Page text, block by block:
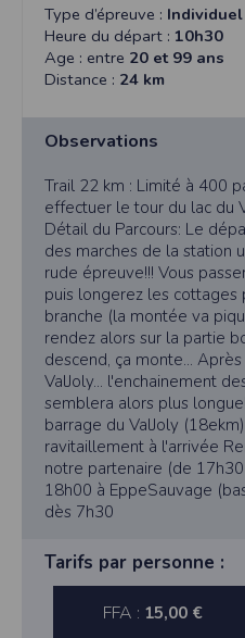
Type d’épreuve : Individuel
Heure du départ : 10h30
Age : entre 20 et 99 ans
Distance : 24 km
Observations
Trail 22 km : Limité à 400
effectuer le tour du lac du
Détail du Parcours: Le
des marches de la station
rude épreuve!!! Vous
puis longerez les cottages
branche (la montée va
rendez alors sur la partie
descend, ça monte...
ValJoly... l'enchainement
semblera alors plus
barrage du ValJoly
ravitaillement à l'arrivée
notre partenaire (de
18h00 à EppeSauvage
dès 7h30
Tarifs par personne :
FFA : 15,00 €
Firefox
Un
Nous
RGPD
Les